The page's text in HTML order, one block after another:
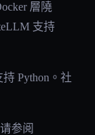
層隢
支持
Python。社
参阅